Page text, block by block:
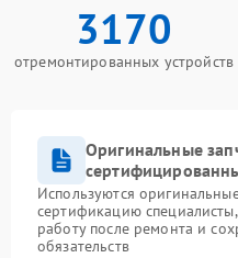
3170
отремонтированных устройств
Оригинальные
Используются
сертификацию
работу после ремонта и
обязательств